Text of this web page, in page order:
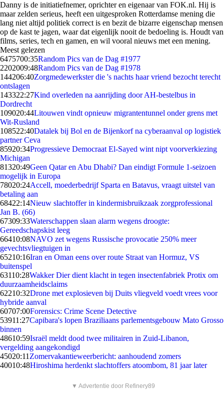
Danny is de initiatiefnemer, oprichter en eigenaar van FOK.nl. Hij is
maar zelden serieus, heeft een uitgesproken Rotterdamse mening die
lang niet altijd politiek correct is en bezit de bizarre eigenschap mensen
op de kast te jagen, waar dat eigenlijk nooit de bedoeling is. Houdt van
films, series, tech en gamen, en wil vooral nieuws met een mening.
Meest gelezen
6475700:35Random Pics van de Dag #1977
2202009:48Random Pics van de Dag #1978
144206:40Zorgmedewerkster die 's nachts haar vriend bezocht terecht
ontslagen
143322:27Kind overleden na aanrijding door AH-bestelbus in
Dordrecht
109020:44Litouwen vindt opnieuw migrantentunnel onder grens met
Wit-Rusland
108522:40Datalek bij Bol en de Bijenkorf na cyberaanval op logistiek
partner Ceva
85920:34Progressieve Democraat El-Sayed wint nipt voorverkiezing
Michigan
81320:49Geen Qatar en Abu Dhabi? Dan eindigt Formule 1-seizoen
mogelijk in Europa
78020:24Accell, moederbedrijf Sparta en Batavus, vraagt uitstel van
betaling aan
68422:14Nieuw slachtoffer in kindermisbruikzaak zorgprofessional
Jan B. (66)
67309:33Waterschappen slaan alarm wegens droogte:
Gereedschapskist leeg
66410:08NAVO zet wegens Russische provocatie 250% meer
gevechtsvliegtuigen in
65210:16Iran en Oman eens over route Straat van Hormuz, VS
buitenspel
63110:28Wakker Dier dient klacht in tegen insectenfabriek Protix om
duurzaamheidsclaims
62210:32Drone met explosieven bij Duits vliegveld voedt vrees voor
hybride aanval
60707:00Forensics: Crime Scene Detective
53911:27Capibara's lopen Braziliaans parlementsgebouw Mato Grosso
binnen
48610:59Israël meldt dood twee militairen in Zuid-Libanon,
vergelding aangekondigd
45020:11 Zomervakantieweerbericht: aanhoudend zomers
40010:48Hiroshima herdenkt slachtoffers atoombom, 81 jaar later
▼ Advertentie door Refinery89